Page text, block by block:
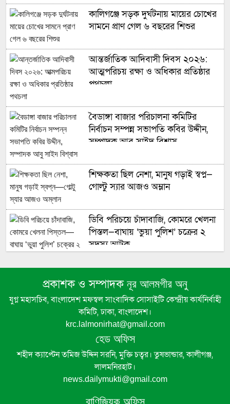
কালিগঞ্জে সড়ক দুর্ঘটনায় মায়ের চোখের
সামনে প্রাণ গেল ৬ বছরের শিশুর
আন্তর্জাতিক আদিবাসী দিবস ২০২৬:
আত্মপরিচয় রক্ষা ও অধিকার প্রতিষ্ঠার
পথচলা
বৈডাঙ্গা বাজার পরিচালনা কমিটির
নির্বাচন সম্পন্ন সভাপতি কবির উদ্দীন,
সম্পাদক আবু সাইদ বিশ্বাস
শিক্ষকতা ছিল নেশা, মানুষ গড়াই স্বপ্ন—
গোল্টু স্যার আজও অম্লান
ডিবি পরিচয়ে চাঁদাবাজি, কোমরে খেলনা
পিস্তল—বাঘায় ‘ভুয়া পুলিশ’ চক্রের ২
সদস্য আটক
কালীগঞ্জে জুলাই গণঅভ্যুত্থান দিবস
উপলক্ষে উপজেলা প্রশাসনের আলোচনা
সভা অনুষ্ঠিত
ঠাকুরগাঁও ফ্যামিলি কার্ডের প্রলোভন
দেখিয়ে কিশোরীকে ধর্ষণচেষ্টার অভিযোগ
ইউপি সদস্যের বিরুদ্ধে।
প্রকাশক ও সম্পাদকনূর আলমগীর অনু
যুগ্ন মহাসচিব, বাংলাদেশ মফস্বল সাংবাদিক সোসাইটি কেন্দ্রীয় কার্যনির্বাহী
কমিটি, ঢাকা, বাংলাদেশ।
krc.lalmonirhat@gmail.com
হেড অফিস
শহীদ ক্যাপ্টেন তমিজ উদ্দিন সরনি, মুক্তি চত্বর। তুষভান্ডার, কালীগঞ্জ,
লালমনিরহাট।
news.dailymukti@gmail.com